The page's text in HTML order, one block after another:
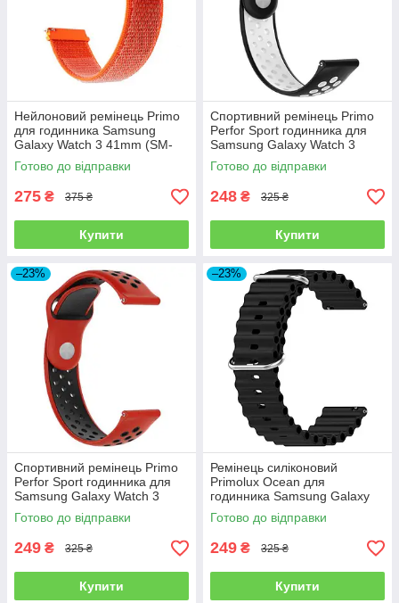
Нейлоновий ремінець Primo
для годинника Samsung
Galaxy Watch 3 41mm (SM-
R850) - Orange
Готово до відправки
275 ₴ 375 ₴
Купити
Спортивний ремінець Primo
Perfor Sport годинника для
Samsung Galaxy Watch 3
41mm (SM-R850) -
Black&White
Готово до відправки
248 ₴ 325 ₴
Купити
–23%
Спортивний ремінець Primo
Perfor Sport годинника для
Samsung Galaxy Watch 3
41mm (SM-R850) - Red&Black
Готово до відправки
249 ₴ 325 ₴
Купити
–23%
Ремінець силіконовий
Primolux Ocean для
годинника Samsung Galaxy
Watch 3 41mm SM-R850 -
Black
Готово до відправки
249 ₴ 325 ₴
Купити